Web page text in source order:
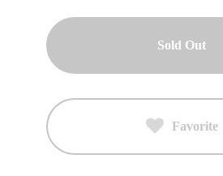
Sold Out
Favorite